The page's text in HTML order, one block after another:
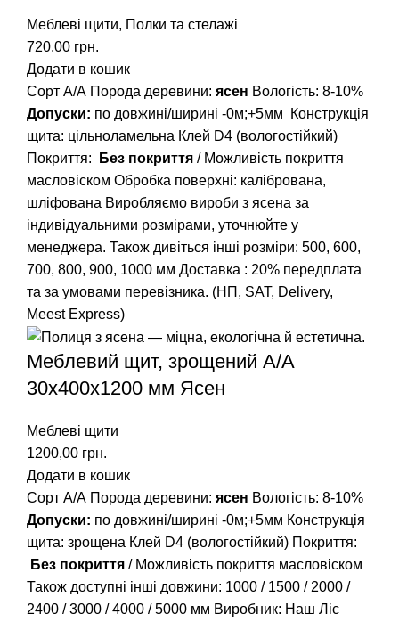
Меблеві щити, Полки та стелажі
720,00 грн.
Додати в кошик
Сорт А/А Порода деревини: ясен Вологість: 8-10%
Допуски: по довжині/ширині -0м;+5мм
Конструкція
щита: цільноламельна Клей D4 (вологостійкий)
Покриття:
Без покриття / Можливість покриття
масловіском Обробка поверхні: калібрована,
шліфована Виробляємо вироби з ясена за
індивідуальними розмірами, уточнюйте у
менеджера. Також дивіться інші розміри: 500, 600,
700, 800, 900, 1000 мм Доставка : 20% передплата
та за умовами перевізника. (НП, SAT, Delivery,
Meest Express)
Меблевий щит, зрощений A/А
30х400х1200 мм Ясен
Меблеві щити
1200,00 грн.
Додати в кошик
Сорт А/А Порода деревини: ясен Вологість: 8-10%
Допуски: по довжині/ширині -0м;+5мм Конструкція
щита: зрощена Клей D4 (вологостійкий) Покриття:
Без покриття / Можливість покриття масловіском
Також доступні інші довжини: 1000 / 1500 / 2000 /
2400 /3000 /4000 /5000 мм Виробник: Наш Ліс